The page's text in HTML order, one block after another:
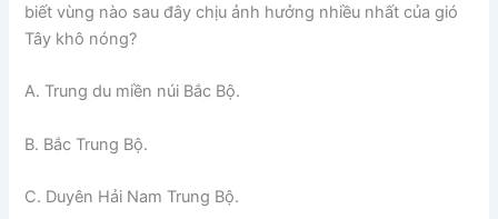
biết vùng nào sau đây chịu ảnh hưởng nhiều nhất của gió
Tây khô nóng?
A. Trung du miền núi Bắc Bộ.
B. Bắc Trung Bộ.
C. Duyên Hải Nam Trung Bộ.